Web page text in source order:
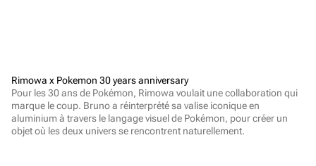
Rimowa x Pokemon 30 years anniversary
Pour les 30 ans de Pokémon, Rimowa voulait une collaboration qui
marque le coup. Bruno a réinterprété sa valise iconique en
aluminium à travers le langage visuel de Pokémon, pour créer un